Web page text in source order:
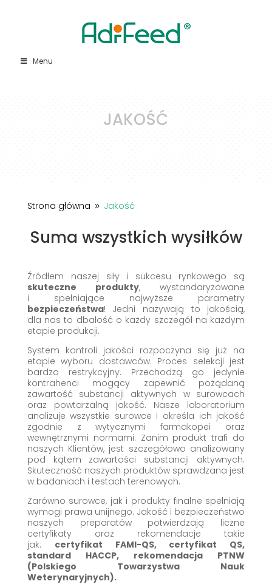
Menu
JAKOŚĆ
Strona główna 9 Jakość
Suma wszystkich wysiłków
Źródłem naszej siły i sukcesu rynkowego są
skuteczne produkty, wystandaryzowane
i spełniające najwyższe parametry
bezpieczeństwa! Jedni nazywają to jakością,
dla nas to dbałość o każdy szczegół na każdym
etapie produkcji.
System kontroli jakości rozpoczyna się już na
etapie wyboru dostawców. Proces selekcji jest
bardzo restrykcyjny. Przechodzą go jedynie
kontrahenci mogący zapewnić pożądaną
zawartość substancji aktywnych w surowcach
oraz powtarzalną jakość. Nasze laboratorium
analizuje wszystkie surowce i określa ich jakość
zgodnie z wytycznymi farmakopei oraz
wewnętrznymi normami. Zanim produkt trafi do
naszych Klientów, jest szczegółowo analizowany
pod kątem zawartości substancji aktywnych.
Skuteczność naszych produktów sprawdzana jest
w badaniach i testach terenowych.
Zarówno surowce, jak i produkty finalne spełniają
wymogi prawa unijnego. Jakość i bezpieczeństwo
naszych preparatów potwierdzają liczne
certyfikaty oraz rekomendacje takie
jak: certyfikat FAMI-QS, certyfikat QS,
standard HACCP, rekomendacja PTNW
(Polskiego Towarzystwa Nauk
Weterynaryjnych).